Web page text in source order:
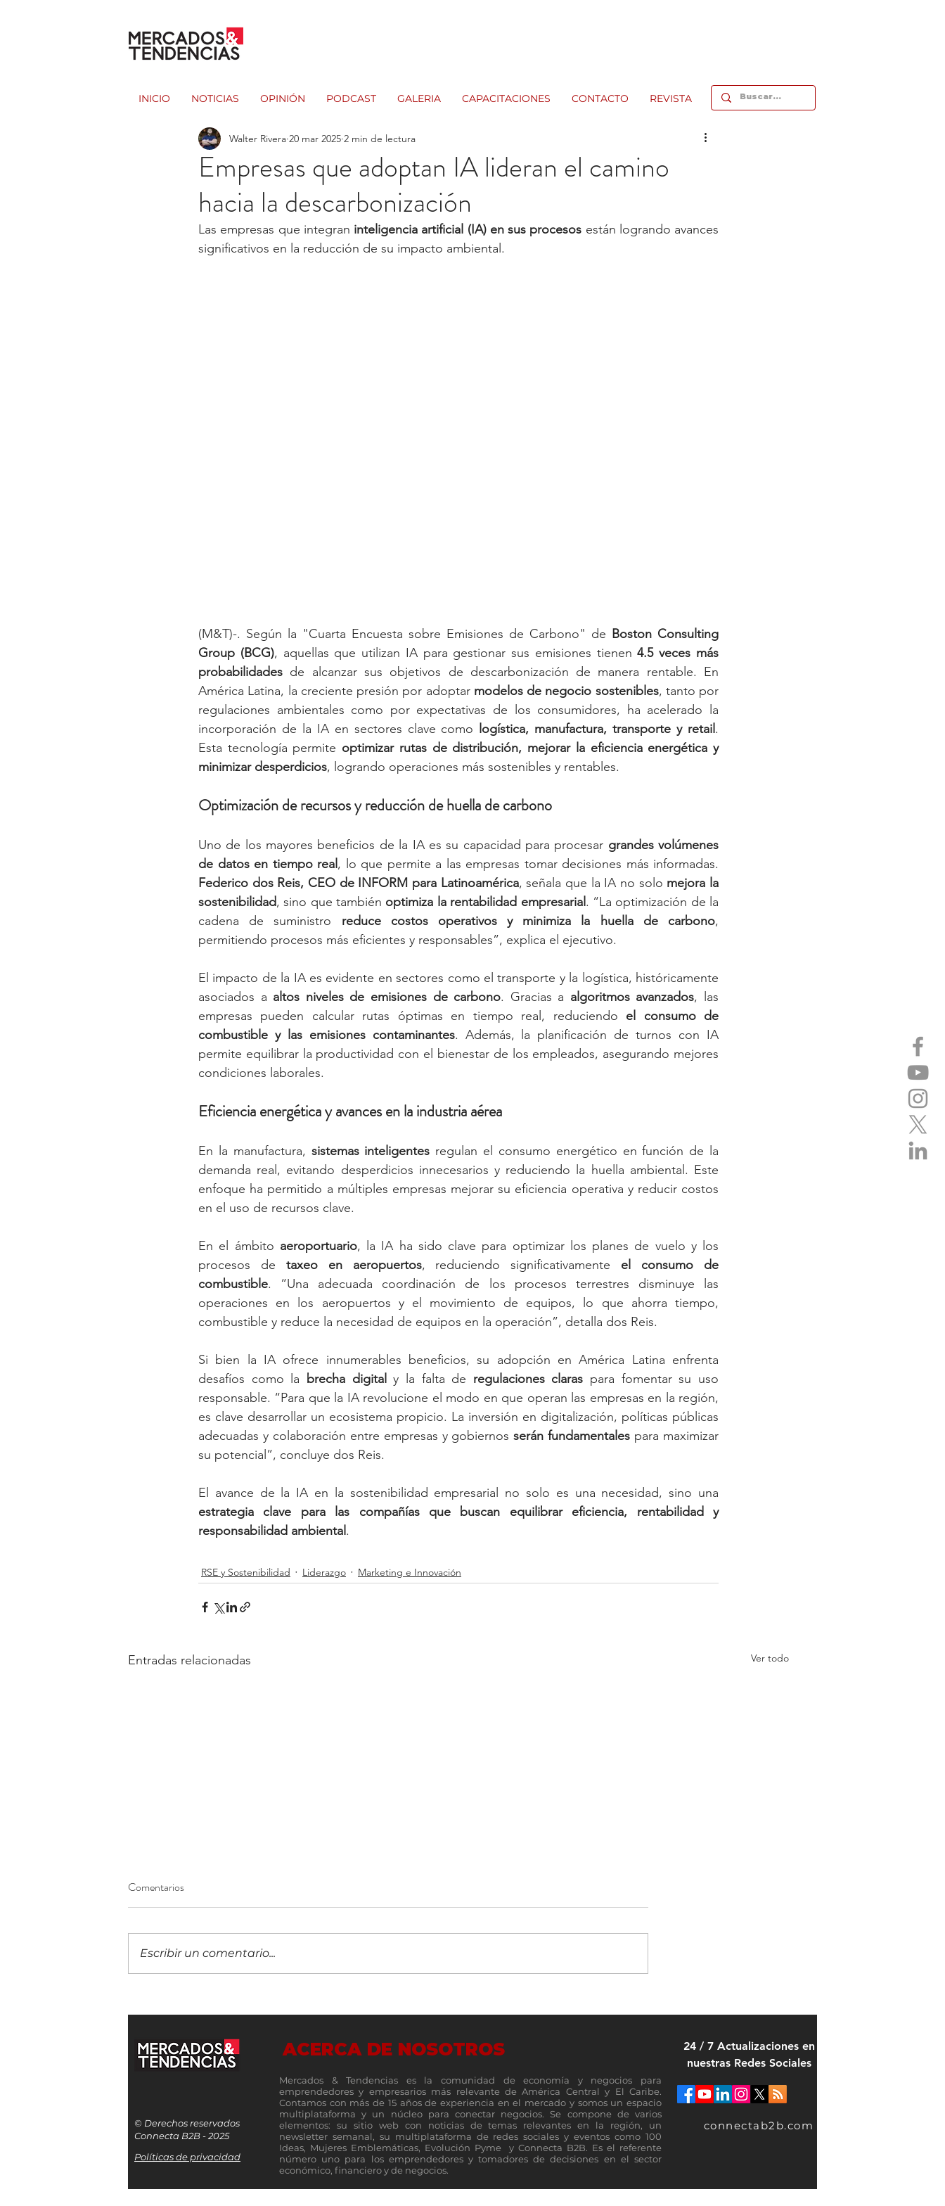
INICIO NOTICIAS OPINIÓN PODCAST GALERIA CAPACITACIONES CONTACTO REVISTA
Empresas que adoptan IA lideran el camino
hacia la descarbonización
Walter Rivera 20 mar 2025 2 min de lectura
Las empresas que integran inteligencia artificial (IA) en sus procesos están logrando avances
significativos en la reducción de su impacto ambiental.
(M&T)-. Según la "Cuarta Encuesta sobre Emisiones de Carbono" de Boston Consulting
Group (BCG), aquellas que utilizan IA para gestionar sus emisiones tienen 4.5 veces más
probabilidades de alcanzar sus objetivos de descarbonización de manera rentable. En
América Latina, la creciente presión por adoptar modelos de negocio sostenibles, tanto por
regulaciones ambientales como por expectativas de los consumidores, ha acelerado la
incorporación de la IA en sectores clave como
logística, manufactura, transporte y retail .
Esta tecnología permite optimizar rutas de distribución, mejorar la eficiencia energética y
minimizar desperdicios, logrando operaciones más sostenibles y rentables.
Optimización de recursos y reducción de huella de carbono
Uno de los mayores beneficios de la IA es su capacidad para procesar grandes volúmenes
de datos en tiempo real
Federico dos Reis, CEO de INFORM para Latinoamérica, señala que la IA no solo mejora la
sostenibilidad, sino que también optimiza la rentabilidad empresarial . “La optimización de la
cadena de suministro reduce costos operativos y minimiza la huella de carbono,
permitiendo procesos más eficientes y responsables”, explica el ejecutivo.
El impacto de la IA es evidente en sectores como el transporte y la logística, históricamente
asociados a altos niveles de emisiones de carbono. Gracias a algoritmos avanzados, las
empresas pueden calcular rutas óptimas en tiempo real, reduciendo el consumo de
combustible y las emisiones contaminantes. Además, la planificación de turnos con IA
permite equilibrar la productividad con el bienestar de los empleados, asegurando mejores
condiciones laborales.
Eficiencia energética y avances en la industria aérea
En la manufactura, sistemas inteligentes regulan el consumo energético en función de la
demanda real, evitando desperdicios innecesarios y reduciendo la huella ambiental. Este
enfoque ha permitido a múltiples empresas mejorar su eficiencia operativa y reducir costos
en el uso de recursos clave.
En el ámbito aeroportuario, la IA ha sido clave para optimizar los planes de vuelo y los
procesos de taxeo en aeropuertos, reduciendo significativamente el consumo de
combustible. “Una adecuada coordinación de los procesos terrestres disminuye las
operaciones en los aeropuertos y el movimiento de equipos, lo que ahorra tiempo,
combustible y reduce la necesidad de equipos en la operación”, detalla dos Reis.
Si bien la IA ofrece innumerables beneficios, su adopción en América Latina enfrenta
desafíos como la brecha digital y la falta de regulaciones claras para fomentar su uso
responsable. “Para que la IA revolucione el modo en que operan las empresas en la región,
es clave desarrollar un ecosistema propicio. La inversión en digitalización, políticas públicas
adecuadas y colaboración entre empresas y gobiernos serán fundamentales para maximizar
su potencial”, concluye dos Reis.
estrategia clave para las compañías que buscan equilibrar eficiencia, rentabilidad y
responsabilidad ambiental .
RSE y Sostenibilidad Liderazgo Marketing e Innovación
Entradas relacionadas Ver todo
virtual la ruta hacia Innkind FiEd
2026 para debatir el impacto de
la IA en las universidades
cumple 100 años como parte de
costarricenses
como mercado estratégico para la
Comentarios
Escribir un comentario...
© Derechos reservados
Connecta B2B - 2025
Políticas de privacidad
ACERCA DE NOSOTROS
Mercados & Tendencias es la comunidad de economía y negocios para
emprendedores y empresarios más relevante de América Central y El Caribe.
Contamos con más de 15 años de experiencia en el mercado y somos un espacio
multiplataforma y un núcleo para conectar negocios. Se compone de varios
elementos: su sitio web con noticias de temas relevantes en la región, un
newsletter semanal, su multiplataforma de redes sociales y eventos como 100
Ideas, Mujeres Emblemáticas, Evolución Pyme y Connecta B2B. Es el referente
número uno para los emprendedores y tomadores de decisiones en el sector
económico, financiero y de negocios.
24 / 7 Actualizaciones en
nuestras Redes Sociales
connectab2b.com